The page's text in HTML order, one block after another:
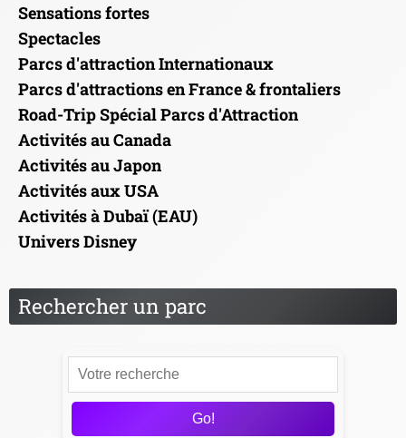
Sensations fortes
Spectacles
Parcs d'attraction Internationaux
Parcs d'attractions en France & frontaliers
Road-Trip Spécial Parcs d'Attraction
Activités au Canada
Activités au Japon
Activités aux USA
Activités à Dubaï (EAU)
Univers Disney
Rechercher un parc
Go!